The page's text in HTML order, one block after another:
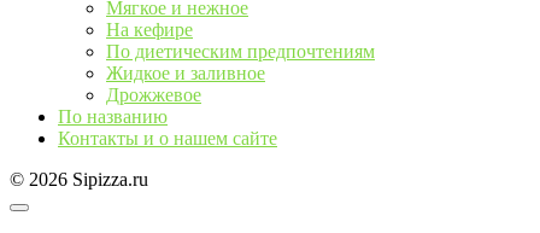
Мягкое и нежное
На кефире
По диетическим предпочтениям
Жидкое и заливное
Дрожжевое
По названию
Контакты и о нашем сайте
© 2026 Sipizza.ru